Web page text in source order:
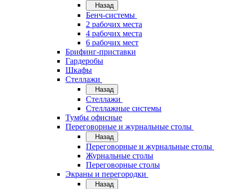
Назад
Бенч-системы
2 рабочих места
4 рабочих места
6 рабочих мест
Брифинг-приставки
Гардеробы
Шкафы
Стеллажи
Назад
Стеллажи
Стеллажные системы
Тумбы офисные
Переговорные и журнальные столы
Назад
Переговорные и журнальные столы
Журнальные столы
Переговорные столы
Экраны и перегородки
Назад